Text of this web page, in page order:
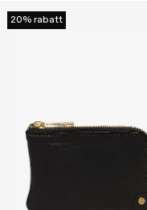
20% rabatt